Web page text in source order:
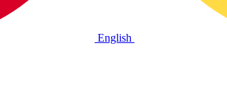
English